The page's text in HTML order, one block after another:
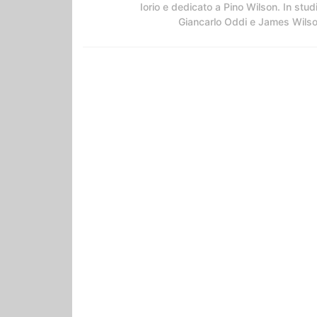
Iorio e dedicato a Pino Wilson. In
Giancarlo Oddi e James